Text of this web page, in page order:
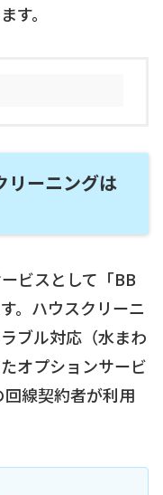
す。
リーニングは
ビスとして「BB
。ハウスクリーニ
ブル対応（水まわ
オプションサービ
線契約者が利用